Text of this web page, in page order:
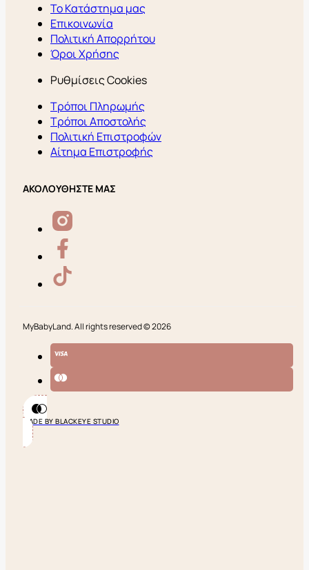
Το Κατάστημα μας
Επικοινωνία
Πολιτική Απορρήτου
Όροι Χρήσης
Ρυθμίσεις Cookies
Τρόποι Πληρωμής
Τρόποι Αποστολής
Πολιτική Επιστροφών
Αίτημα Επιστροφής
ΑΚΟΛΟΥΘΗΣΤΕ ΜΑΣ
MyBabyLand. All rights reserved © 2026
MADE BY BLACKEYE STUDIO